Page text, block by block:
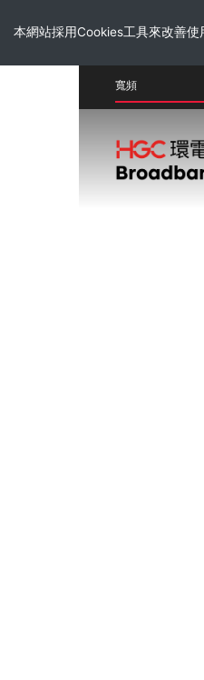
本網站採用Cookies工具來改善